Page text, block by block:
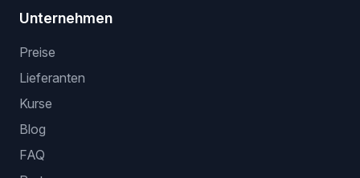
Unternehmen
Preise
Lieferanten
Kurse
Blog
FAQ